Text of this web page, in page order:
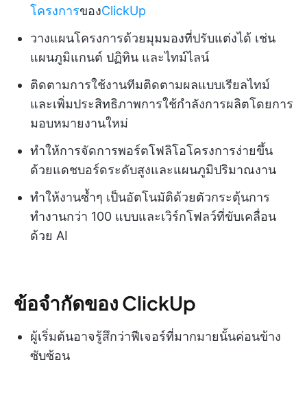
โครงการของClickUp
วางแผนโครงการด้วยมุมมองที่ปรับแต่งได้ เช่น
แผนภูมิแกนต์ ปฏิทิน และไทม์ไลน์
ติดตามการใช้งานทีมติดตามผลแบบเรียลไทม์
และเพิ่มประสิทธิภาพการใช้กำลังการผลิตโดยการ
มอบหมายงานใหม่
ทำให้การจัดการพอร์ตโฟลิโอโครงการง่ายขึ้น
ด้วยแดชบอร์ดระดับสูงและแผนภูมิปริมาณงาน
ทำให้งานซ้ำๆ เป็นอัตโนมัติด้วยตัวกระตุ้นการ
ทำงานกว่า 100 แบบและเวิร์กโฟลว์ที่ขับเคลื่อน
ด้วย AI
ข้อจำกัดของ ClickUp
ผู้เริ่มต้นอาจรู้สึกว่าฟีเจอร์ที่มากมายนั้นค่อนข้าง
ซับซ้อน